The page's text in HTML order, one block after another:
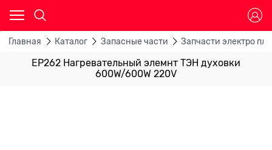
Главная Каталог Запасные части Запчасти электро
ЕР262 Нагревательный элемнт ТЭН духовки
600W/600W 220V